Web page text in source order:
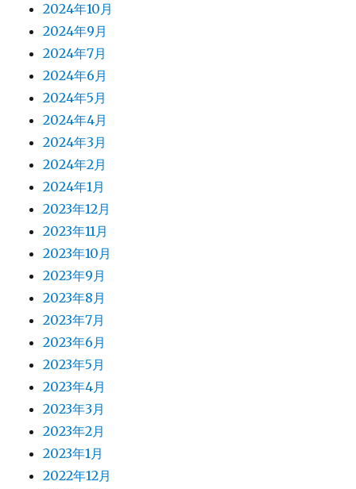
2024年10月
2024年9月
2024年7月
2024年6月
2024年5月
2024年4月
2024年3月
2024年2月
2024年1月
2023年12月
2023年11月
2023年10月
2023年9月
2023年8月
2023年7月
2023年6月
2023年5月
2023年4月
2023年3月
2023年2月
2023年1月
2022年12月